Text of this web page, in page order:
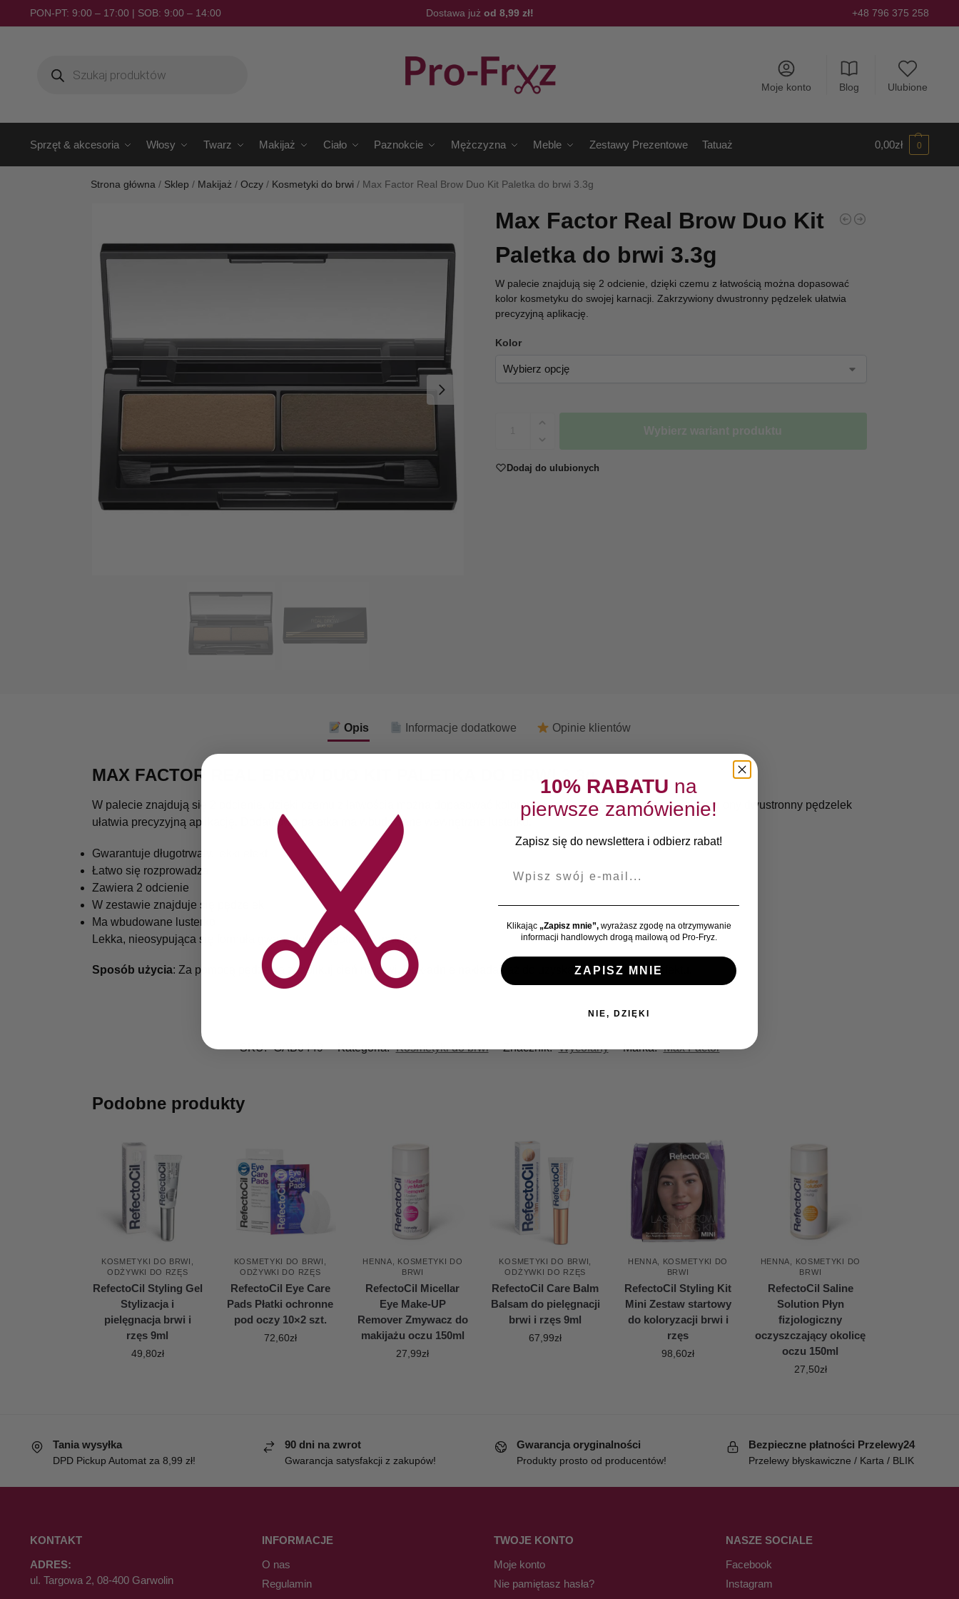
PON-PT: 9:00 – 17:00 | SOB: 9:00 – 14:00 Dostawa już od 8,99 zł! +48 796 375 258
Moje konto Blog Ulubione
Sprzęt & akcesoria Włosy Twarz Makijaż Ciało Paznokcie Mężczyzna Meble Zestawy Prezentowe Tatuaż 0,00zł 0
Strona główna / Sklep / Makijaż /Oczy / Kosmetyki do brwi / Max Factor Real Brow Duo Kit Paletka do brwi 3.3g
Max Factor Real Brow Duo Kit
Paletka do brwi 3.3g
W palecie znajdują się 2 odcienie, dzięki czemu z łatwością można dopasować
kolor kosmetyku do swojej karnacji. Zakrzywiony dwustronny pędzelek ułatwia
precyzyjną aplikację.
Kolor
Wybierz wariant produktu
Dodaj do ulubionych
Opis Informacje dodatkowe Opinie klientów
MAX FACTOR REAL BROW DUO KIT PALETKA DO BRWI 3.3g
W palecie znajdują się 2 odcienie, dzięki czemu z łatwością można dopasować kolor kosmetyku do swojej karnacji. Zakrzywiony dwustronny pędzelek
ułatwia precyzyjną aplikację. Dodatkowo paletka ma wbudowane wewnętrzne lusterko.
Gwarantuje długotrwały, lekki efekt
Łatwo się rozprowadza
Zawiera 2 odcienie
W zestawie znajduje się pędzelek
Ma wbudowane lusterko
Lekka, nieosypująca się formuła gwarantuje długotrwały makijaż.
Sposób użycia: Za pomocą pędzelka zaaplikuj cień na brwi. Dokładnie nakładaj, aż do uzyskania pożądanego efektu.
SKU: GAB0449 Kategoria: Kosmetyki do brwi Znacznik: Wycofany Marka: Max Factor
Podobne produkty
KOSMETYKI DO BRWI
ODŻYWKI DO RZĘS
RefectoCil Styling Gel
Stylizacja i
pielęgnacja brwi i
rzęs 9ml
49,80zł
KOSMETYKI DO BRWI
ODŻYWKI DO RZĘS
RefectoCil Eye Care
Pads Płatki ochronne
pod oczy 10×2 szt.
72,60zł
HENNA
KOSMETYKI DO
BRWI
RefectoCil Micellar
Eye Make-UP
Remover Zmywacz do
makijażu oczu 150ml
27,99zł
KOSMETYKI DO BRWI
ODŻYWKI DO RZĘS
RefectoCil Care Balm
Balsam do pielęgnacji
brwi i rzęs 9ml
67,99zł
HENNA
KOSMETYKI DO
BRWI
RefectoCil Styling Kit
Mini Zestaw startowy
do koloryzacji brwi i
rzęs
98,60zł
HENNA
KOSMETYKI DO
BRWI
RefectoCil Saline
Solution Płyn
fizjologiczny
oczyszczający okolicę
oczu 150ml
27,50zł
Tania wysyłka
DPD Pickup Automat za 8,99 zł!
90 dni na zwrot
Gwarancja satysfakcji z zakupów!
Gwarancja oryginalności
Produkty prosto od producentów!
Bezpieczne płatności Przelewy24
Przelewy błyskawiczne / Karta / BLIK
KONTAKT
ADRES:
ul. Targowa 2, 08-400 Garwolin
INFORMACJE
O nas
Regulamin
TWOJE KONTO
Moje konto
Nie pamiętasz hasła?
NASZE SOCIALE
Facebook
Instagram
10% RABATU na
pierwsze zamówienie!
Zapisz się do newslettera i odbierz rabat!
Klikając „Zapisz mnie”,wyrażasz zgodę na otrzymywanie
informacji handlowych drogą mailową od Pro-Fryz.
ZAPISZ MNIE
NIE, DZIĘKI